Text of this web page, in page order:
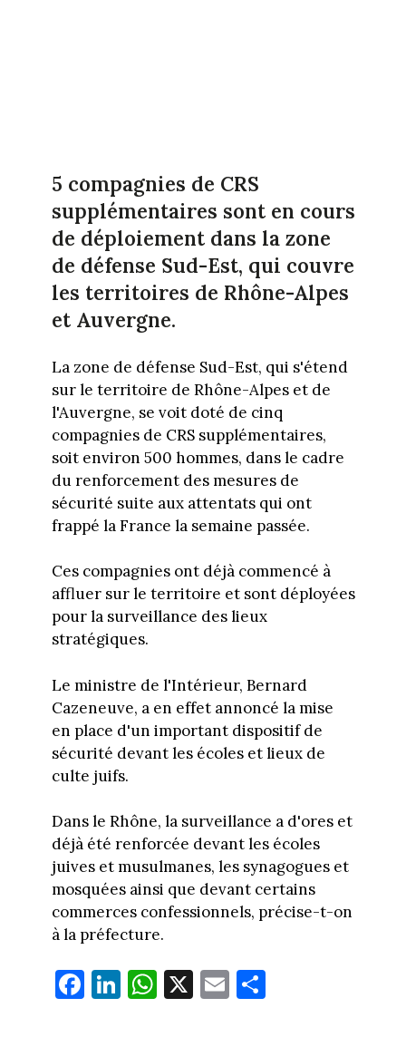
5 compagnies de CRS
supplémentaires sont en cours
de déploiement dans la zone
de défense Sud-Est, qui couvre
les territoires de Rhône-Alpes
et Auvergne.
La zone de défense Sud-Est, qui s'étend
sur le territoire de Rhône-Alpes et de
l'Auvergne, se voit doté de cinq
compagnies de CRS supplémentaires,
soit environ 500 hommes, dans le cadre
du renforcement des mesures de
sécurité suite aux attentats qui ont
frappé la France la semaine passée.
Ces compagnies ont déjà commencé à
affluer sur le territoire et sont déployées
pour la surveillance des lieux
stratégiques.
Le ministre de l'Intérieur, Bernard
Cazeneuve, a en effet annoncé la mise
en place d'un important dispositif de
sécurité devant les écoles et lieux de
culte juifs.
Dans le Rhône, la surveillance a d'ores et
déjà été renforcée devant les écoles
juives et musulmanes, les synagogues et
mosquées ainsi que devant certains
commerces confessionnels, précise-t-on
à la préfecture.
Fa
ce
Li
nk
W
ha
X E
m
Pa